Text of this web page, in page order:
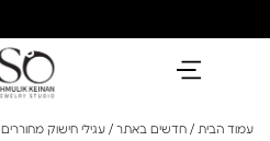
עמוד הבית / חדשים באתר / עגילי חישוק מחוררים